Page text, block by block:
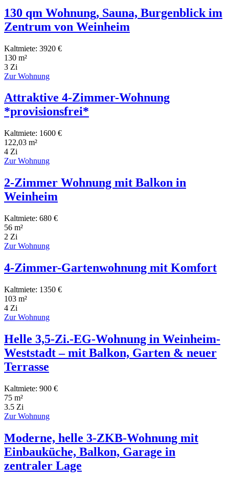
130 qm Wohnung, Sauna, Burgenblick im
Zentrum von Weinheim
Kaltmiete: 3920 €
130 m²
3 Zi
Zur Wohnung
Attraktive 4-Zimmer-Wohnung
*provisionsfrei*
Kaltmiete: 1600 €
122,03 m²
4 Zi
Zur Wohnung
2-Zimmer Wohnung mit Balkon in
Weinheim
Kaltmiete: 680 €
56 m²
2 Zi
Zur Wohnung
4-Zimmer-Gartenwohnung mit Komfort
Kaltmiete: 1350 €
103 m²
4 Zi
Zur Wohnung
Helle 3,5-Zi.-EG-Wohnung in Weinheim-
Weststadt – mit Balkon, Garten & neuer
Terrasse
Kaltmiete: 900 €
75 m²
3.5 Zi
Zur Wohnung
Moderne, helle 3-ZKB-Wohnung mit
Einbauküche, Balkon, Garage in
zentraler Lage